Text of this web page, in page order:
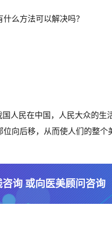
么方法可以解决吗？
人民在中国，人民大众的生
向后移，从而使人们的整个
询 或向医美顾问咨询